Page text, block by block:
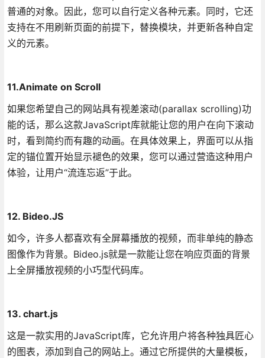
普通的对象。因此，您可以自行定义各种元素。同时，它还
支持在不用刷新页面的前提下，替换模块，并更新各种自定
义的元素。
11.Animate on Scroll
如果您希望自己的网站具有视差滚动(parallax scrolling)功
能的话，那么这款JavaScript库就能让您的用户在向下滚动
时，看到简约而有趣的动画。在具体效果上，界面可以从指
定的锚位置开始显示褪色的效果，您可以通过营造这种用户
体验，让用户“流连忘返”于此。
12. Bideo.JS
如今，许多人都喜欢有全屏幕播放的视频，而非单纯的静态
图像作为背景。Bideo.js就是一款能让您在响应页面的背景
上全屏播放视频的小巧型代码库。
13. chart.js
这是一款实用的JavaScript库，它允许用户将各种独具匠心
的图表，添加到自己的网站上。通过它所提供的大量模板，